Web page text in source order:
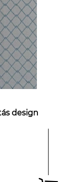
design